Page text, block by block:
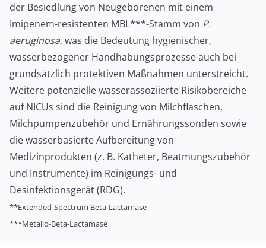
der Besiedlung von Neugeborenen mit einem
Imipenem-resistenten MBL***-Stamm von P.
aeruginosa, was die Bedeutung hygienischer,
wasserbezogener Handhabungsprozesse auch bei
grundsätzlich protektiven Maßnahmen unterstreicht.
Weitere potenzielle wasserassoziierte Risikobereiche
auf NICUs sind die Reinigung von Milchflaschen,
Milchpumpenzubehör und Ernährungssonden sowie
die wasserbasierte Aufbereitung von
Medizinprodukten (z. B. Katheter, Beatmungszubehör
und Instrumente) im Reinigungs- und
Desinfektionsgerät (RDG).
**Extended-Spectrum Beta-Lactamase
***Metallo-Beta-Lactamase